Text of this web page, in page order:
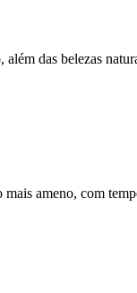
das belezas
ameno, com